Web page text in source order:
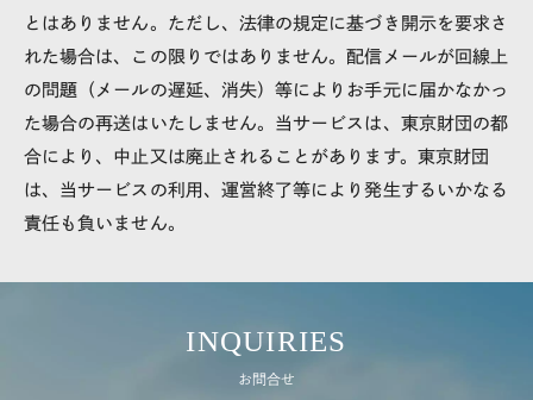
とはありません。ただし、法律の規定に基づき開⽰を要求さ
れた場合は、この限りではありません。配信メールが回線上
の問題（メールの遅延、消失）等によりお⼿元に届かなかっ
た場合の再送はいたしません。当サービスは、東京財団の都
合により、中⽌⼜は廃⽌されることがあります。東京財団
は、当サービスの利⽤、運営終了等により発⽣するいかなる
責任も負いません。
INQUIRIES
お問合せ